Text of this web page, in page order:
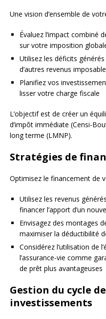
Une vision d’ensemble de
Évaluez l’impact combiné
sur votre imposition
Utilisez les déficits
d’autres revenus
Planifiez vos
lisser votre charge fiscale
L’objectif est de créer un
d’impôt immédiate (Censi-
long terme (LMNP).
Stratégies de
Optimisez le financement de
Utilisez les revenus
financer l’apport d’un
Envisagez des montages
maximiser la déductibilité
Considérez l’utilisation de
l’assurance-vie comme
de prêt plus avantageuses
Gestion du cycle
investissements